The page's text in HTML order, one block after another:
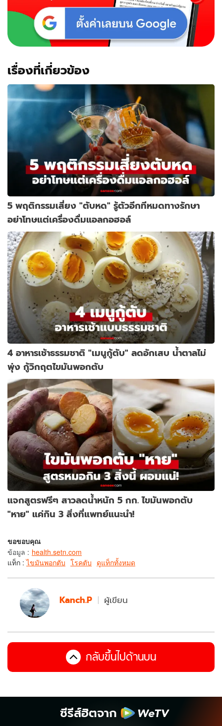
เรื่องที่เกี่ยวข้อง
5 พฤติกรรมเสี่ยง "ตับหด" รู้ตัวอีกทีหมดทางรักษา
อย่าโทษแต่เครื่องดื่มแอลกอฮอล์
4 อาหารเช้าธรรมชาติ "เมนูกู้ตับ" ลดอักเสบ น้ำตาลไม่
พุ่ง กู้วิกฤตไขมันพอกตับ
แจกสูตรฟรีๆ สาวลดน้ำหนัก 5 กก. ไขมันพอกตับ
"หาย" แค่กิน 3 สิ่งที่แพทย์แนะนำ!
ขอขอบคุณ
ข้อมูล : health.setn.com
แท็ก :ไขมันพอกตับ โรคตับ ดูแท็กทั้งหมด
Kanch.P ผู้เขียน
กลับขึ้นไปด้านบน
ซีรีส์ฮิตจาก